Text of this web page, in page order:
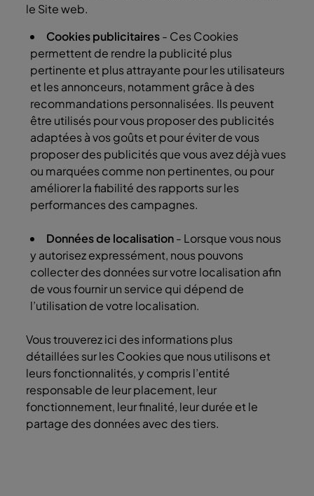
le Site web.
Cookies publicitaires- Ces Cookies
permettent de rendre la publicité plus
pertinente et plus attrayante pour les utilisateurs
et les annonceurs, notamment grâce à des
recommandations personnalisées. Ils peuvent
être utilisés pour vous proposer des publicités
adaptées à vos goûts et pour éviter de vous
proposer des publicités que vous avez déjà vues
ou marquées comme non pertinentes, ou pour
améliorer la fiabilité des rapports sur les
performances des campagnes.
Données de localisation- Lorsque vous nous
y autorisez expressément, nous pouvons
collecter des données sur votre localisation afin
de vous fournir un service qui dépend de
l’utilisation de votre localisation.
Vous trouverez ici des informations plus
détaillées sur les Cookies que nous utilisons et
leurs fonctionnalités, y compris l’entité
responsable de leur placement, leur
fonctionnement, leur finalité, leur durée et le
partage des données avec des tiers.